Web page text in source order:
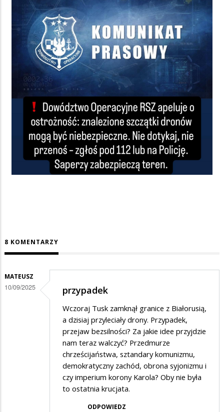
8 KOMENTARZY
MATEUSZ
10/09/2025 przypadek
Wczoraj Tusk zamknął granice z Białorusią,
a dzisiaj przyleciały drony. Przypadek,
przejaw bezsilności? Za jakie idee przyjdzie
nam teraz walczyć? Przedmurze
chrześcijaństwa, sztandary komunizmu,
demokratyczny zachód, obrona syjonizmu i
czy imperium korony Karola? Oby nie była
to ostatnia krucjata.
ODPOWIEDZ